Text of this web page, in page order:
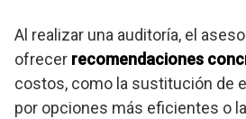
Al realizar una auditoría, el
ofrecer recomendaciones
costos, como la sustitución de
por opciones más eficientes o